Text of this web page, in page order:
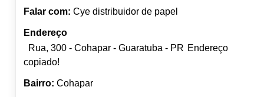
Falar com: Cye distribuidor de papel
Endereço
Rua, 300 - Cohapar - Guaratuba - PR Endereço
copiado!
Bairro: Cohapar